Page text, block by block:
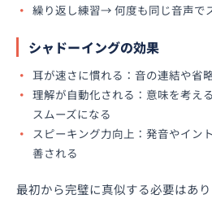
繰り返し練習→ 何度も同じ音声で
シャドーイングの効果
耳が速さに慣れる：音の連結や省
理解が自動化される：意味を考え
スムーズになる
スピーキング力向上：発音やイン
善される
最初から完璧に真似する必要はあ